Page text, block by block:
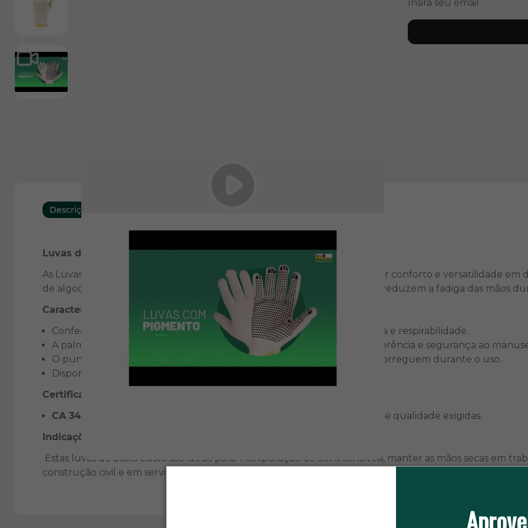
View larger image
Descrição
Luvas de Algodão com Pigmentos de PVC
As Luvas de Algodão com Pigmentos de PVC são projetadas para oferecer conforto e versatilidade em
de algodão e tricotadas em 3 fios, essas luvas garantem respirabilidade e reduzem a fadiga das mãos
Características:
Confeccionadas em algodão tricotado em 3 fios, proporcionando leveza e respirabilidade.
A palma é revestida com pigmentos de PVC, oferecendo excelente aderência e segurança ao
O punho elástico garante um ajuste seguro, evitando que as luvas escorreguem durante o uso.
Disponíveis em cores mescla ou crua.
Certificações:
CA 34.491:
Garantindo que o produto atende às normas de segurança e qualidade exigidas.
Indicações de Uso:
Estas luvas de baixo custo são ideais para: Manipulação de itens sensíveis, manter as mãos secas em
construção civil e em serviços gerais.